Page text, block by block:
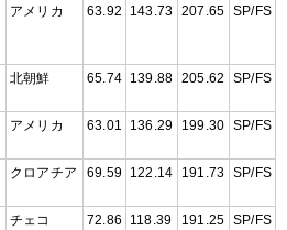
アメリカ 63.92 143.73 207.65 SP/FS
北朝鮮 65.74 139.88 205.62 SP/FS
アメリカ 63.01 136.29 199.30 SP/FS
クロアチア 69.59 122.14 191.73 SP/FS
チェコ 72.86 118.39 191.25 SP/FS